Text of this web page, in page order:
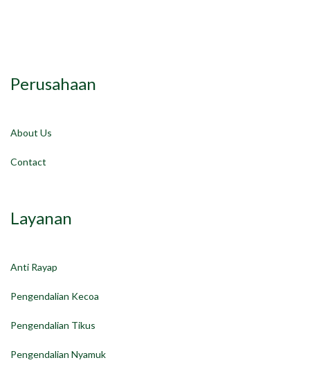
Perusahaan
About Us
Contact
Layanan
Anti Rayap
Pengendalian Kecoa
Pengendalian Tikus
Pengendalian Nyamuk